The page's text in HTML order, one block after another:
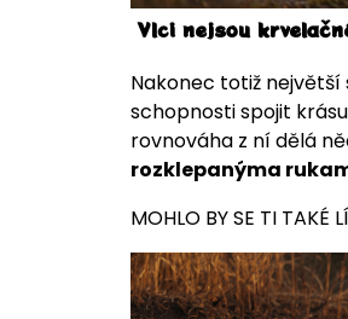
Vlci nejsou
Nakonec totiž
schopnosti spojit
rovnováha z ní dělá
rozklepanýma
MOHLO BY SE TI TAKÉ